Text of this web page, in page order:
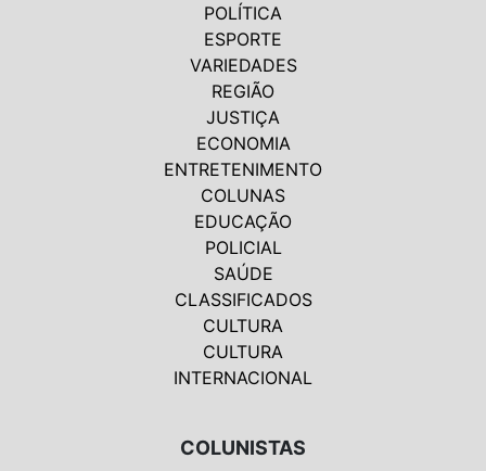
POLÍTICA
ESPORTE
VARIEDADES
REGIÃO
JUSTIÇA
ECONOMIA
ENTRETENIMENTO
COLUNAS
EDUCAÇÃO
POLICIAL
SAÚDE
CLASSIFICADOS
CULTURA
CULTURA
INTERNACIONAL
COLUNISTAS